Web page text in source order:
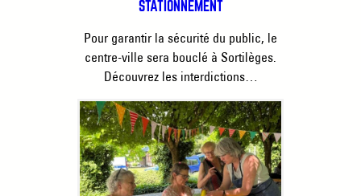
STATIONNEMENT
Pour garantir la sécurité du public, le
centre-ville sera bouclé à Sortilèges.
Découvrez les interdictions…